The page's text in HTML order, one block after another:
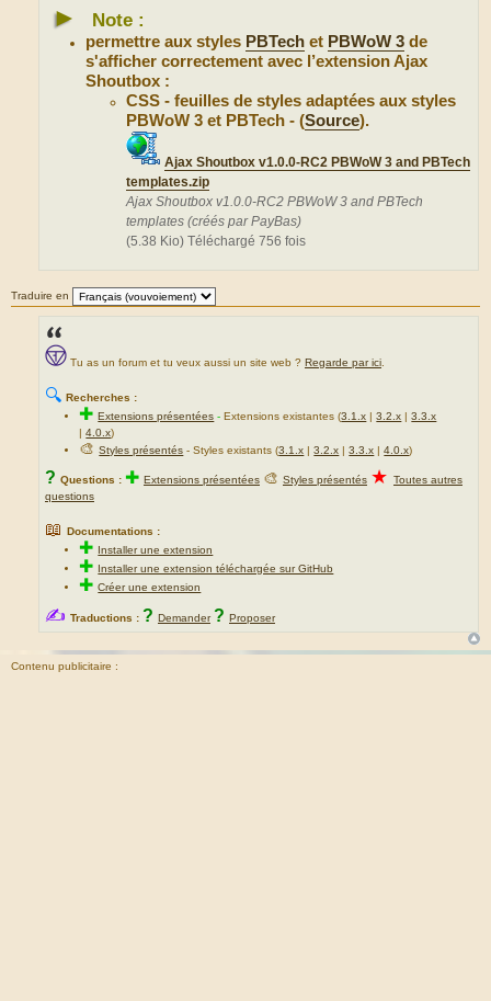
► Note :
permettre aux styles PBTech et PBWoW 3 de
s'afficher correctement avec l’extension Ajax
Shoutbox :
CSS - feuilles de styles adaptées aux styles
PBWoW 3 et PBTech - (Source).
Ajax Shoutbox v1.0.0-RC2 PBWoW 3 and PBTech
templates.zip
Ajax Shoutbox v1.0.0-RC2 PBWoW 3 and PBTech
templates (créés par PayBas)
(5.38 Kio) Téléchargé 756 fois
Traduire en
Tu as un forum et tu veux aussi un site web ? Regarde par ici
🔍 Recherches :
✚Extensions présentées -Extensions existantes (3.1.x |3.2.x |3.3.x
|4.0.x)
🎨Styles présentés - Styles existants (3.1.x |3.2.x |3.3.x |4.0.x)
? Questions : ✚ Extensions présentées 🎨 Styles présentés ★ Toutes autres
questions
📖 Documentations :
✚ Installer une extension
✚ Installer une extension téléchargée sur GitHub
✚Créer une extension
✍ Traductions : ? Demander ? Proposer
Contenu publicitaire :